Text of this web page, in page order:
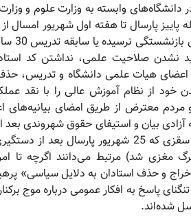
دانشگاه‌های وابسته به وزارت علوم و
پاییز پارسال تا هفته اول شهریور
دانشگاه
نشدن صلاحیت علمی، نداشتن کد
هیات علمی دانشگاه و تدریس، حذف
خود از نظام آموزش عالی را با نقد
مردم معترض از طریق امضای
بیان و استیفای حقوق شهروندی بعد
(دختر 22 ساله سقزی که 25 شهریور
مغزی شد) مرتبط می‌دانند اگرچه تا
و حذف استادان به دلایل سیاسی»
معدود و در تنگنای پاسخ به افکار عمومی درباره موج
شده‌اند.